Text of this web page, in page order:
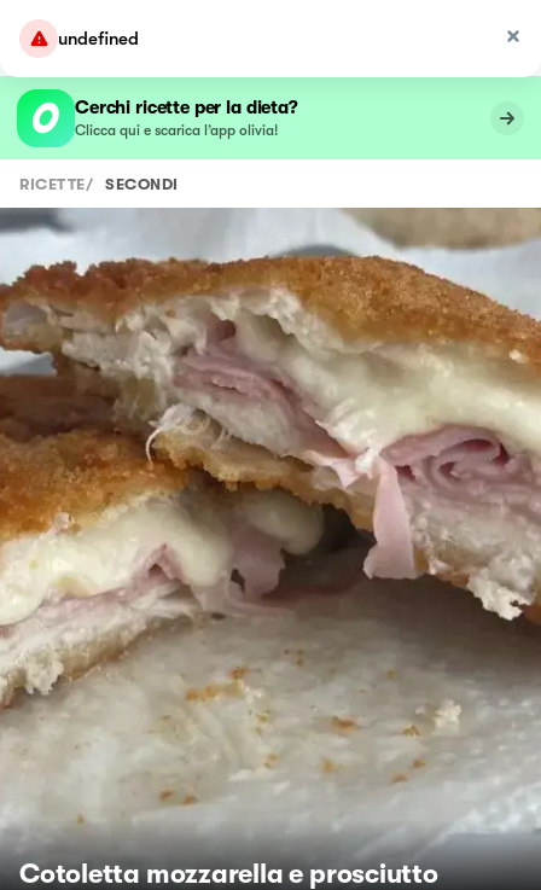
undefined
Cerchi ricette per la dieta?
Clicca qui e scarica l’app olivia!
RICETTE/ SECONDI
Cotoletta mozzarella e prosciutto